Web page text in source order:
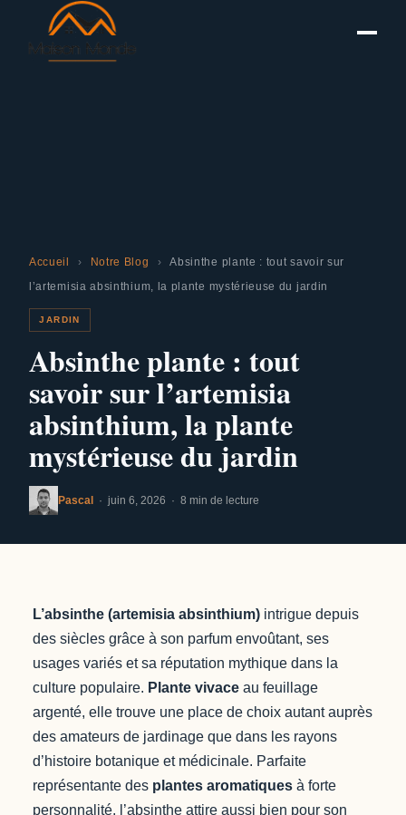
Accueil › Notre Blog › Absinthe plante : tout savoir sur
l’artemisia absinthium, la plante mystérieuse du jardin
JARDIN
Absinthe plante : tout
savoir sur l’artemisia
absinthium, la plante
mystérieuse du jardin
Pascal · juin 6, 2026 · 8 min de lecture
L’absinthe (artemisia absinthium) intrigue depuis
des siècles grâce à son parfum envoûtant, ses
usages variés et sa réputation mythique dans la
culture populaire. Plante vivace au feuillage
argenté, elle trouve une place de choix autant auprès
des amateurs de jardinage que dans les rayons
d’histoire botanique et médicinale. Parfaite
représentante des plantes aromatiques à forte
personnalité, l’absinthe attire aussi bien pour son